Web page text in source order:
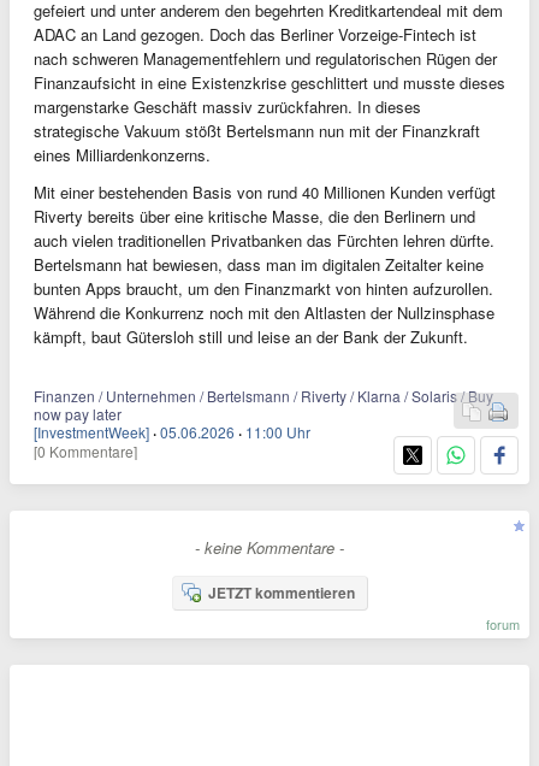
gefeiert und unter anderem den begehrten Kreditkartendeal mit dem
ADAC an Land gezogen. Doch das Berliner Vorzeige-Fintech ist
nach schweren Managementfehlern und regulatorischen Rügen der
Finanzaufsicht in eine Existenzkrise geschlittert und musste dieses
margenstarke Geschäft massiv zurückfahren. In dieses
strategische Vakuum stößt Bertelsmann nun mit der Finanzkraft
eines Milliardenkonzerns.
Mit einer bestehenden Basis von rund 40 Millionen Kunden verfügt
Riverty bereits über eine kritische Masse, die den Berlinern und
auch vielen traditionellen Privatbanken das Fürchten lehren dürfte.
Bertelsmann hat bewiesen, dass man im digitalen Zeitalter keine
bunten Apps braucht, um den Finanzmarkt von hinten aufzurollen.
Während die Konkurrenz noch mit den Altlasten der Nullzinsphase
kämpft, baut Gütersloh still und leise an der Bank der Zukunft.
Finanzen / Unternehmen / Bertelsmann / Riverty / Klarna / Solaris / Buy
now pay later
[InvestmentWeek] ·05.06.2026 · 11:00 Uhr
[0 Kommentare]
- keine Kommentare -
JETZT kommentieren
forum